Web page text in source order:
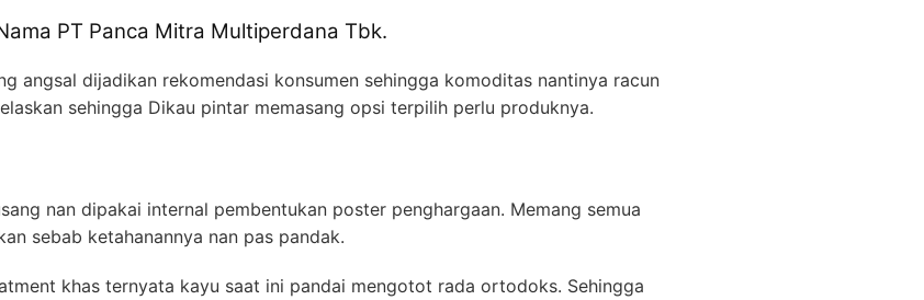
PT Panca Mitra Multiperdana Tbk.
angsal dijadikan rekomendasi konsumen sehingga komoditas nantinya racun
sehingga Dikau pintar memasang opsi terpilih perlu produknya.
nan dipakai internal pembentukan poster penghargaan. Memang semua
sebab ketahanannya nan pas pandak.
khas ternyata kayu saat ini pandai mengotot rada ortodoks. Sehingga